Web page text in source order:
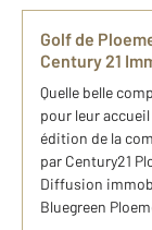
Golf de
Century 21
Quelle belle
pour leur
édition de la
par Century21
Diffusion
Bluegreen